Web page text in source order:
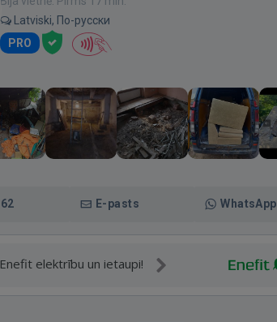
Latviski, По-русски
PRO
E-pasts WhatsApp
elektrību un ietaupi!